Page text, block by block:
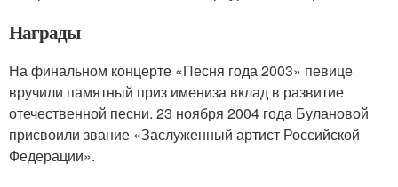
Награды
На финальном концерте «Песня года 2003» певице
вручили памятный приз имениза вклад в развитие
отечественной песни. 23 ноября 2004 года Булановой
присвоили звание «Заслуженный артист Российской
Федерации».